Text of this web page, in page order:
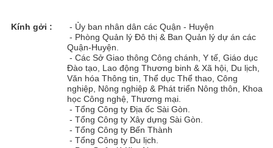
Kính gởi :
- Ủy ban nhân dân các Quận - Huyện
- Phòng Quản lý Đô thị & Ban Quản lý dự án các
Quận-Huyện.
- Các Sở Giao thông Công chánh, Y tế, Giáo dục
Đào tạo, Lao động Thương binh & Xã hội, Du lịch,
Văn hóa Thông tin, Thể dục Thể thao, Công
nghiệp, Nông nghiệp & Phát triển Nông thôn, Khoa
học Công nghệ, Thương mại.
- Tổng Công ty Địa ốc Sài Gòn.
- Tổng Công ty Xây dựng Sài Gòn.
- Tổng Công ty Bến Thành
- Tổng Công ty Du lịch.